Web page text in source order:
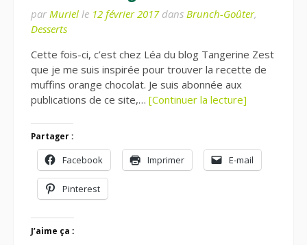
par Muriel le 12 février 2017dans Brunch-Goûter,
Desserts
Cette fois-ci, c’est chez Léa du blog Tangerine Zest
que je me suis inspirée pour trouver la recette de
muffins orange chocolat. Je suis abonnée aux
publications de ce site,… [Continuer la lecture]
Partager :
Facebook Imprimer E-mail
Pinterest
J’aime ça :